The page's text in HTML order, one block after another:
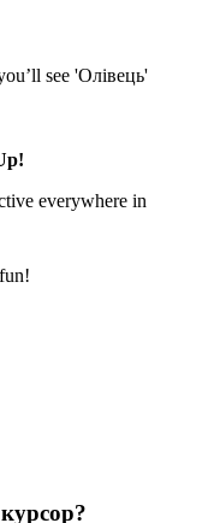
see 'Олівець'
everywhere in